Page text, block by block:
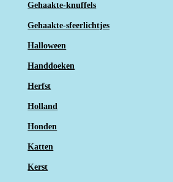
Gehaakte-knuffels
Gehaakte-sfeerlichtjes
Halloween
Handdoeken
Herfst
Holland
Honden
Katten
Kerst